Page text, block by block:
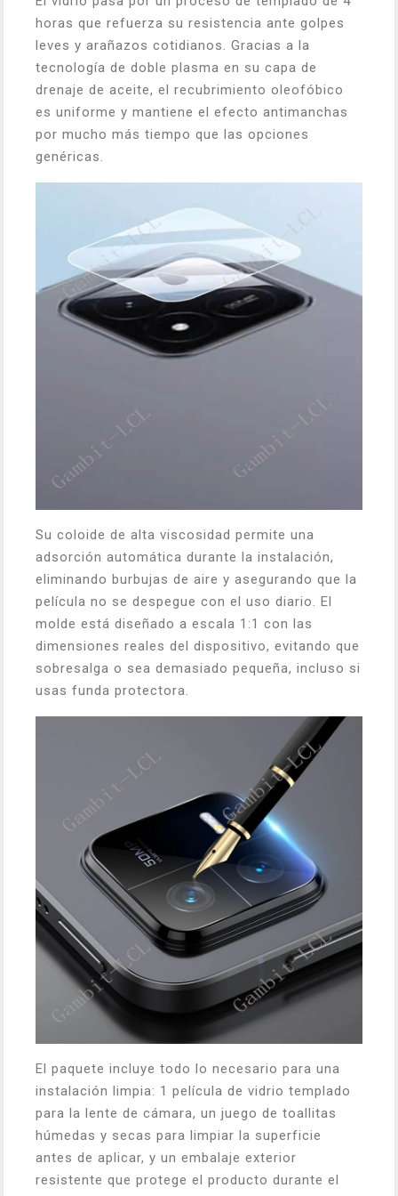
horas que refuerza su resistencia ante golpes
leves y arañazos cotidianos. Gracias a la
tecnología de doble plasma en su capa de
drenaje de aceite, el recubrimiento oleofóbico
es uniforme y mantiene el efecto antimanchas
por mucho más tiempo que las opciones
genéricas.
Su coloide de alta viscosidad permite una
adsorción automática durante la instalación,
eliminando burbujas de aire y asegurando que la
película no se despegue con el uso diario. El
molde está diseñado a escala 1:1 con las
dimensiones reales del dispositivo, evitando que
sobresalga o sea demasiado pequeña, incluso si
usas funda protectora.
El paquete incluye todo lo necesario para una
instalación limpia: 1 película de vidrio templado
para la lente de cámara, un juego de toallitas
húmedas y secas para limpiar la superficie
antes de aplicar, y un embalaje exterior
resistente que protege el producto durante el